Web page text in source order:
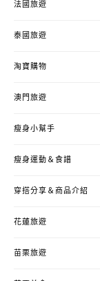
法國旅遊
泰國旅遊
淘寶購物
澳門旅遊
瘦身小幫手
瘦身運動＆食譜
穿搭分享＆商品介紹
花蓮旅遊
苗栗旅遊